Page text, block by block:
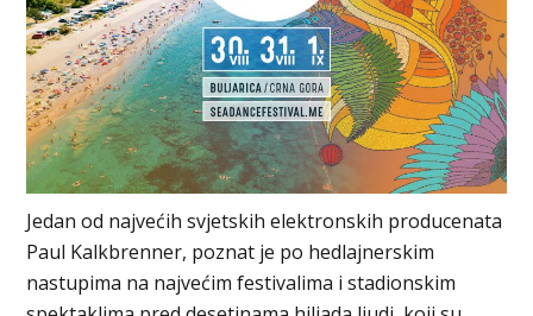
Jedan od najvećih svjetskih elektronskih producenata
Paul Kalkbrenner, poznat je po hedlajnerskim
nastupima na najvećim festivalima i stadionskim